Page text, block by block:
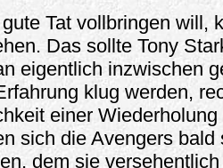
Tat vollbringen will,
Das sollte Tony
eigentlich inzwischen
klug werden,
einer
sich die Avengers bald
dem sie